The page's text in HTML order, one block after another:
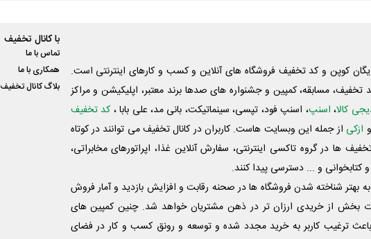
کوپن و کد تخفیف فروشگاه های آنلاین و کسب و‌ کارهای اینترنتی است.
مسابقه، کمپین و جشنواره های صدها برند معتبر، اپلیکیشن و مراکز
کالا، اسنپ، اسنپ فود، تپسی، سینماتیکت، بانی مد، علی‌ بابا ، کد تخفیف
ازکی از جمله این وبسایت ‌هاست. کاربران در کانال تخفیف می توانند در کوتاه
ها در گروه تاکسی اینترنتی، سفارش آنلاین غذا، اپراتورهای مخابراتی،
و ... دسترسی پیدا کنند.
به بهتر شناخته شدن فروشگاه ها در صحنه رقابت و افزایش بازدید و آمار فروش
بخش از خریدی ارزان تر در ذهن مشتریان خواهد شد. چنین کمپین های
ترغیب کاربر به خرید مجدد شده و توسعه و رونق کسب و کار در فضای
با کانال تخفیف
تماس با ما
همکاری با ما
بلاگ کانال تخفیف